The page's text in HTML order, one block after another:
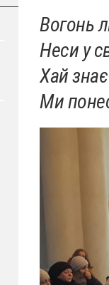
Вогонь
Неси у
Хай
Ми